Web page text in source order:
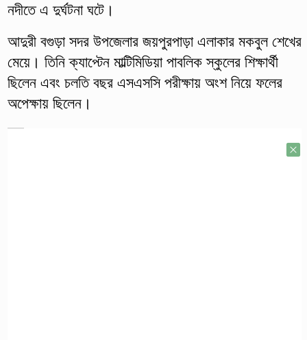
নদীতে এ দুর্ঘটনা ঘটে।
আদুরী বগুড়া সদর উপজেলার জয়পুরপাড়া এলাকার মকবুল শেখের
মেয়ে। তিনি ক্যাপ্টেন মাল্টিমিডিয়া পাবলিক স্কুলের শিক্ষার্থী
ছিলেন এবং চলতি বছর এসএসসি পরীক্ষায় অংশ নিয়ে ফলের
অপেক্ষায় ছিলেন।